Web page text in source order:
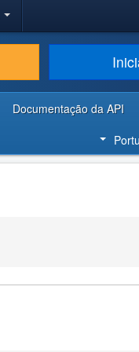
Documentação da API